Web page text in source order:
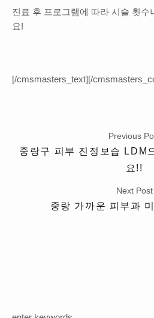
진료 후 프로그램에 따라 시술 횟수
요!
[/cmsmasters_text][/
중랑구 피부 진정보습 LDM
요!!
Previous
중랑 가까운 피부과
Next Post